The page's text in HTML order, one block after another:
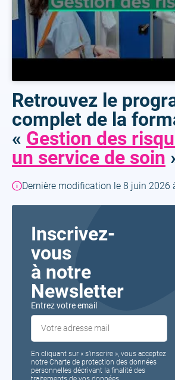
Retrouvez le
complet de la
« Gestion des
un service de soin
Dernière modification le 8 juin 2026
Inscrivez-
vous
à notre
Newsletter
Entrez votre email
En cliquant sur « s’inscrire », vous acceptez
notre Charte de protection des données
personnelles décrivant la finalité des